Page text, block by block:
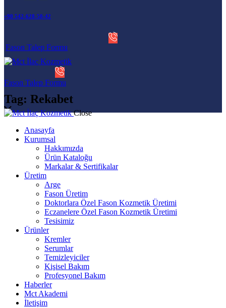
+90 542-628-50-42
Fason Talep Formu
Fason Talep Formu
Tag: Rekabet
Close
Anasayfa
Kurumsal
Hakkımızda
Ürün Kataloğu
Markalar & Sertifikalar
Üretim
Arge
Fason Üretim
Doktorlara Özel Fason Kozmetik Üretimi
Eczanelere Özel Fason Kozmetik Üretimi
Tesisimiz
Ürünler
Kremler
Serumlar
Temizleyiciler
Kişisel Bakım
Profesyonel Bakım
Haberler
Mct Akademi
İletişim